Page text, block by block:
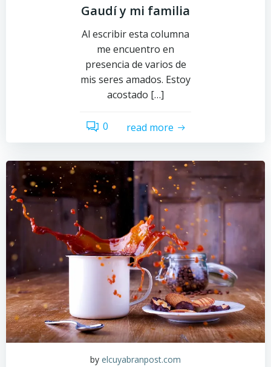
Gaudí y mi familia
Al escribir esta columna
me encuentro en
presencia de varios de
mis seres amados. Estoy
acostado […]
0 read more
by elcuyabranpost.com